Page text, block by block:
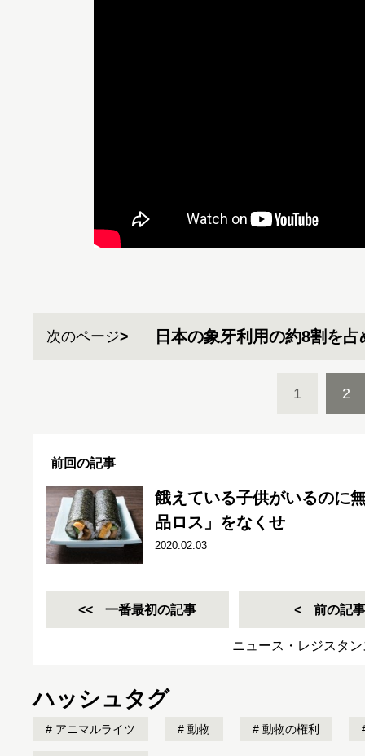
次のページ 日本の象牙利用の約8割を
1 2
前回の記事
餓えている子供がいるのに
品ロス」をなくせ
2020.02.03
一番最初の記事 前の記事
ニュース・レジスタ
ハッシュタグ
アニマルライツ 動物 動物の権利